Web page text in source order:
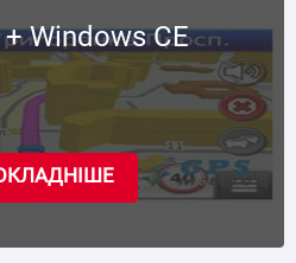
Windows CE